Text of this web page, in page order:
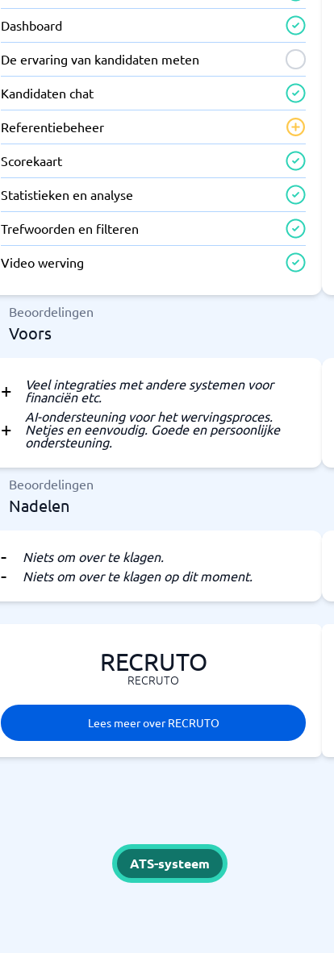
Dashboard
De ervaring van kandidaten meten
Kandidaten chat
Referentiebeheer
Scorekaart
Statistieken en analyse
Trefwoorden en filteren
Video werving
Beoordelingen
Voors
Veel integraties met andere systemen voor
financiën etc.
AI-ondersteuning voor het wervingsproces.
Netjes en eenvoudig. Goede en persoonlijke
ondersteuning.
Beoordelingen
Nadelen
Niets om over te klagen.
Niets om over te klagen op dit moment.
RECRUTO
RECRUTO
Lees meer over RECRUTO
ATS-systeem